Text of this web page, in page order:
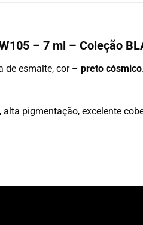
– 7 ml – Coleção
de esmalte, cor – preto cósmico
pigmentação, excelente